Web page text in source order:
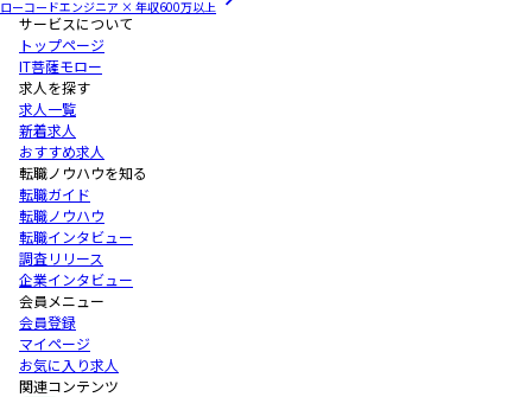
ローコードエンジニア × 年収600万以上
サービスについて
トップページ
IT菩薩モロー
求人を探す
求人一覧
新着求人
おすすめ求人
転職ノウハウを知る
転職ガイド
転職ノウハウ
転職インタビュー
調査リリース
企業インタビュー
会員メニュー
会員登録
マイページ
お気に入り求人
関連コンテンツ